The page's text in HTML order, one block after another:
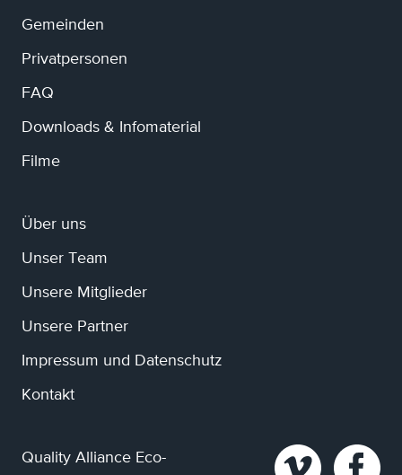
Gemeinden
Privatpersonen
FAQ
Downloads & Infomaterial
Filme
Über uns
Unser Team
Unsere Mitglieder
Unsere Partner
Impressum und Datenschutz
Kontakt
Quality Alliance Eco-